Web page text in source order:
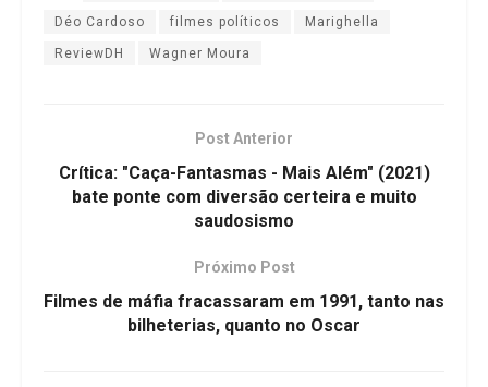
Déo Cardoso filmes políticos Marighella
ReviewDH Wagner Moura
Post Anterior
Crítica: "Caça-Fantasmas - Mais Além" (2021)
bate ponte com diversão certeira e muito
saudosismo
Próximo Post
Filmes de máfia fracassaram em 1991, tanto nas
bilheterias, quanto no Oscar